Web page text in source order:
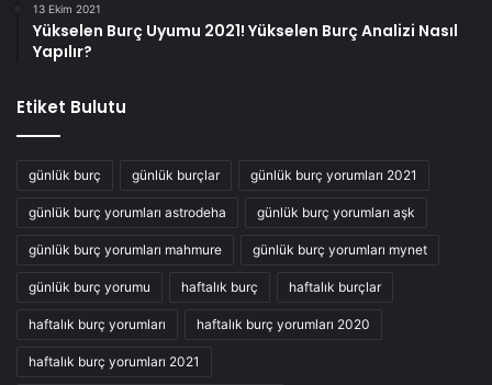
13 Ekim 2021
Yükselen Burç Uyumu 2021! Yükselen Burç Analizi Nasıl
Yapılır?
Etiket Bulutu
günlük burç günlük burçlar günlük burç yorumları 2021
günlük burç yorumları astrodeha günlük burç yorumları aşk
günlük burç yorumları mahmure günlük burç yorumları mynet
günlük burç yorumu haftalık burç haftalık burçlar
haftalık burç yorumları haftalık burç yorumları 2020
haftalık burç yorumları 2021